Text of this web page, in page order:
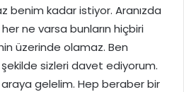
benim kadar istiyor. Aranızda
ne varsa bunların hiçbiri
üzerinde olamaz. Ben
sizleri davet ediyorum.
araya gelelim. Hep beraber bir